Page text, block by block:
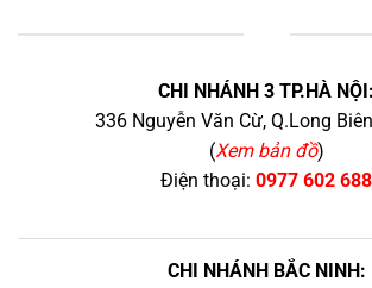
CHI NHÁNH 3 TP.HÀ NỘI:
336 Nguyễn Văn Cừ, Q.Long
(Xem bản đồ)
Điện thoại: 0977 602 688
CHI NHÁNH BẮC NINH: